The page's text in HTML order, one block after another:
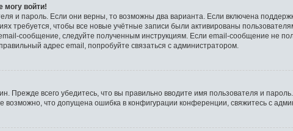
могу войти!
и пароль. Если они верны, то возможны два варианта. Если включена
требуется, чтобы все новые учётные записи были активированы
сообщение, следуйте полученным инструкциям. Если email-сообщение не
адрес email, попробуйте связаться с администратором.
Прежде всего убедитесь, что вы правильно вводите имя пользователя и
возможно, что допущена ошибка в конфигурации конференции, свяжитесь с